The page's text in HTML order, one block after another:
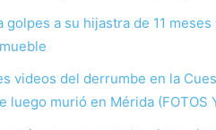
golpes a su hijastra de 11
videos del derrumbe en la
luego murió en Mérida (FOTOS